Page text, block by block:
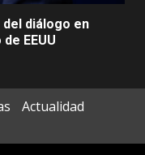
diálogo en
EEUU
Actualidad